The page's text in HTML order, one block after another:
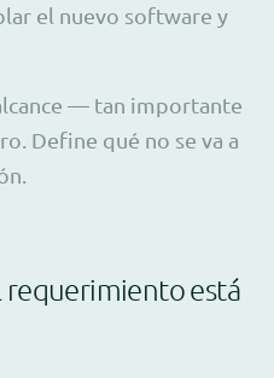
el nuevo software y
— tan importante
Define qué no se va a
requerimiento está